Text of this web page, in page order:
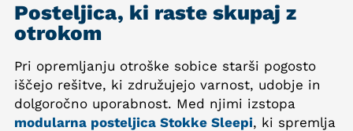
Posteljica, ki raste skupaj z
otrokom
Pri opremljanju otroške sobice starši pogosto
iščejo rešitve, ki združujejo varnost, udobje in
dolgoročno uporabnost. Med njimi izstopa
modularna posteljica Stokke Sleepi, ki spremlja